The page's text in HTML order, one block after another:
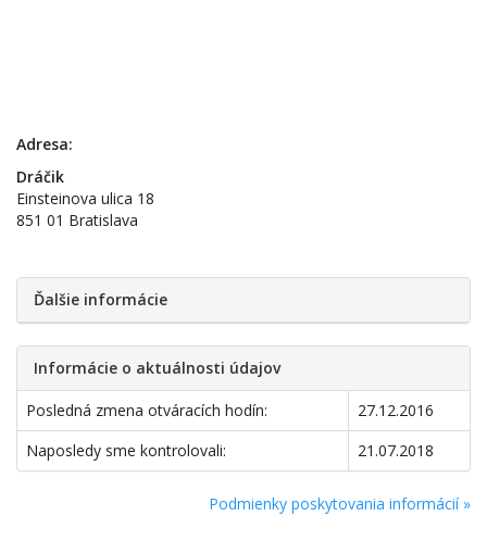
Adresa:
Dráčik
Einsteinova ulica 18
851 01 Bratislava
Ďalšie informácie
Informácie o aktuálnosti údajov
Posledná zmena otváracích hodín:
27.12.2016
Naposledy sme kontrolovali:
21.07.2018
Podmienky poskytovania informácií »